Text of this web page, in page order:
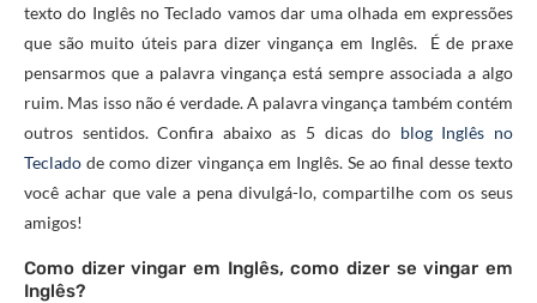
texto do Inglês no Teclado vamos dar uma olhada em expressões
que são muito úteis para dizer vingança em Inglês. É de praxe
pensarmos que a palavra vingança está sempre associada a algo
ruim. Mas isso não é verdade. A palavra vingança também contém
outros sentidos. Confira abaixo as 5 dicas do blog Inglês no
Teclado de como dizer vingança em Inglês. Se ao final desse texto
você achar que vale a pena divulgá-lo, compartilhe com os seus
amigos!
Como dizer vingar em Inglês, como dizer se vingar em
Inglês?